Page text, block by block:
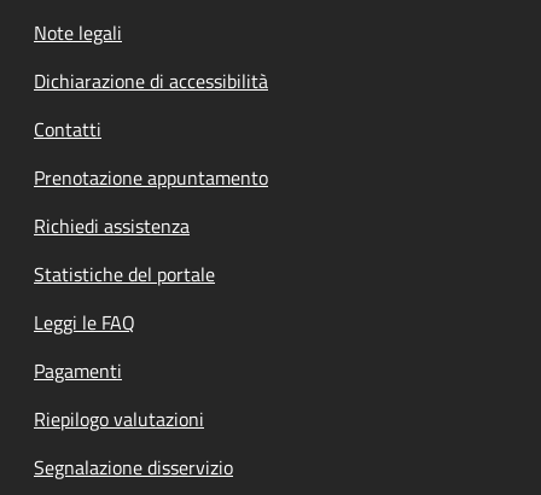
Note legali
Dichiarazione di accessibilità
Contatti
Prenotazione appuntamento
Richiedi assistenza
Statistiche del portale
Leggi le FAQ
Pagamenti
Riepilogo valutazioni
Segnalazione disservizio